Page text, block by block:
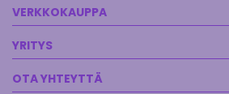
VERKKOKAUPPA
YRITYS
OTA YHTEYTTÄ